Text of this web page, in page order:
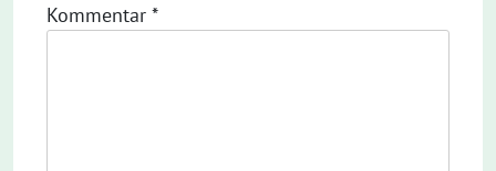
Kommentar *